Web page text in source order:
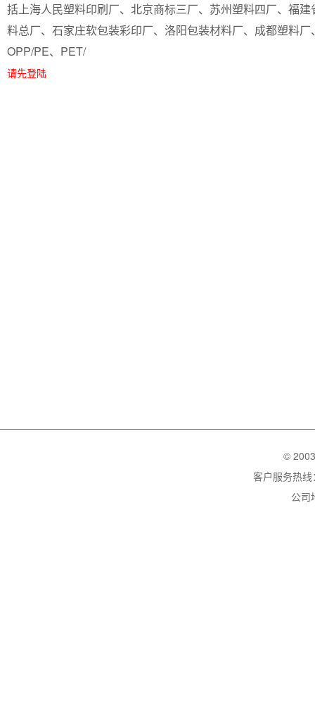
括上海人民塑料印刷厂、北京商标三厂、苏州塑料四厂、福
料总厂、石家庄软包装彩印厂、洛阳包装材料厂、成都塑料
OPP/PE、PET/
请先登陆
©
客户服务热
公司